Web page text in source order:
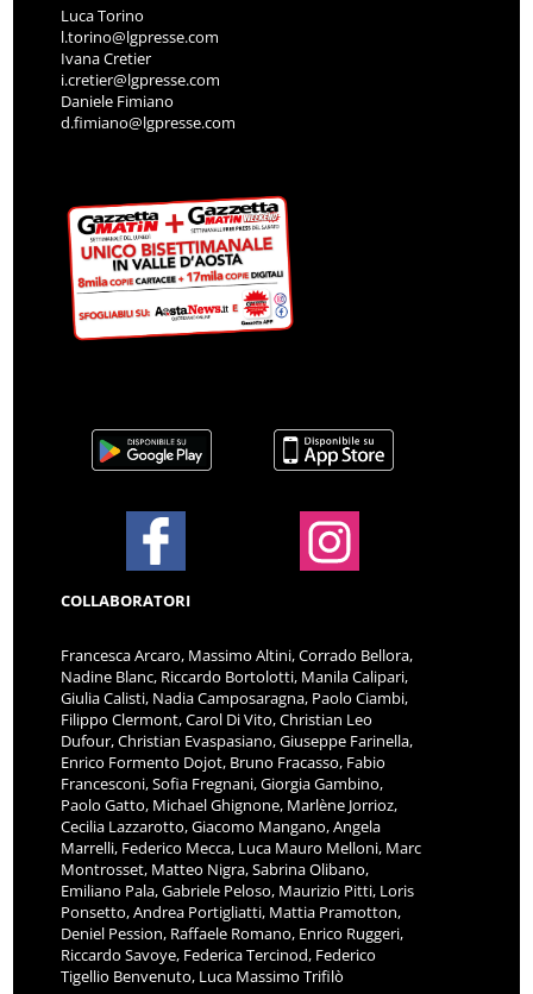
Luca Torino
l.torino@lgpresse.com
Ivana Cretier
i.cretier@lgpresse.com
Daniele Fimiano
d.fimiano@lgpresse.com
COLLABORATORI
Francesca Arcaro, Massimo Altini, Corrado Bellora,
Nadine Blanc, Riccardo Bortolotti, Manila Calipari,
Giulia Calisti, Nadia Camposaragna, Paolo Ciambi,
Filippo Clermont, Carol Di Vito, Christian Leo
Dufour, Christian Evaspasiano, Giuseppe Farinella,
Enrico Formento Dojot, Bruno Fracasso, Fabio
Francesconi, Sofia Fregnani, Giorgia Gambino,
Paolo Gatto, Michael Ghignone, Marlène Jorrioz,
Cecilia Lazzarotto, Giacomo Mangano, Angela
Marrelli, Federico Mecca, Luca Mauro Melloni, Marc
Montrosset, Matteo Nigra, Sabrina Olibano,
Emiliano Pala, Gabriele Peloso, Maurizio Pitti, Loris
Ponsetto, Andrea Portigliatti, Mattia Pramotton,
Deniel Pession, Raffaele Romano, Enrico Ruggeri,
Riccardo Savoye, Federica Tercinod, Federico
Tigellio Benvenuto, Luca Massimo Trifilò